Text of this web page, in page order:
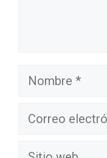
Nombre
Correo
Sitio